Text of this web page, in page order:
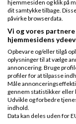
Klar lønnen
Lav løn på et
og billigt. Opret
www.danlon.dk/
Køb en
Køb en
hjemmesiden og klik på
dit samtykke tilbage.
påvirke browserdata.
Vi og vores
hjemmesidens
Opbevare og/eller tilgå
oplysninger til at vælge
annoncering. Bruge
profiler for at tilpasse
Måle
gennem statistikker eller
Udvikle og forbedre
indhold.
Data kan deles uden for